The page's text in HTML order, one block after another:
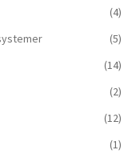
(4)
(5)
(14)
(2)
(12)
(1)